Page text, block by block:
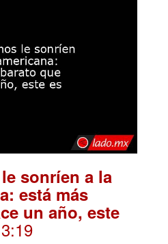
sonríen a la
está más
un año, este